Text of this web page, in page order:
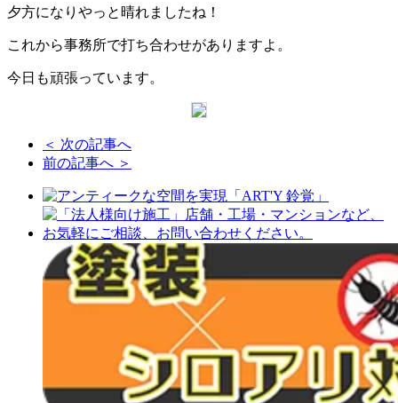
夕方になりやっと晴れましたね！
これから事務所で打ち合わせがありますよ。
今日も頑張っています。
＜ 次の記事へ
前の記事へ ＞